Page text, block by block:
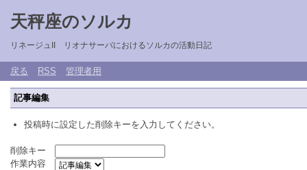
天秤座のソルカ
リネージュII リオナサーバにおけるソルカの活動日記
戻る RSS 管理者用
記事編集
投稿時に設定した削除キーを入力してください。
削除キー
作業内容